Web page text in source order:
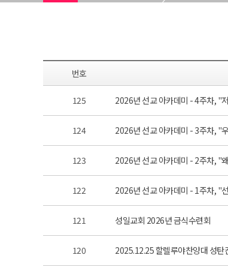
번호
125 2026년 선교 아카데미 - 4주차, "
124 2026년 선교 아카데미 - 3주차, "
123 2026년 선교 아카데미 - 2주차, "
122 2026년 선교 아카데미 - 1주차, "
121 성일교회 2026년 금식수련회
120 2025.12.25 할렐루야찬양대 성탄